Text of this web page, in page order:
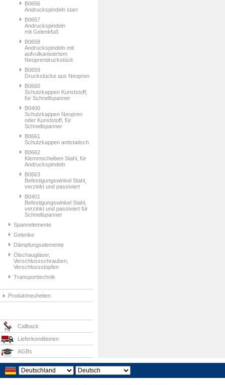
B0656
Andruckspindeln starr
B0657
Andruckspindeln
mit Gelenkfuß
B0658
Andruckspindeln mit
aufvulkanisiertem
Neoprendruckstück
B0659
Druckstücke aus Neopren
B0660
Schutzkappen Kunststoff,
für Schnellspanner
B0400
Schutzkappen Neopren
oder Kunststoff, für
Schnellspanner
B0661
Schutzkappen antistatisch
B0662
Klemmscheiben Stahl, für
Andruckspindeln
B0663
Befestigungswinkel Stahl,
verzinkt und passiviert
B0401
Befestigungswinkel Stahl,
verzinkt und passiviert für
Schnellspanner
Spannelemente
Gelenke
Dämpfungselemente
Ölschaugläser,
Verschlussschrauben,
Verschlussstopfen
Transporttechnik
Produktneuheiten
Callback
Lieferkonditionen
AGBs